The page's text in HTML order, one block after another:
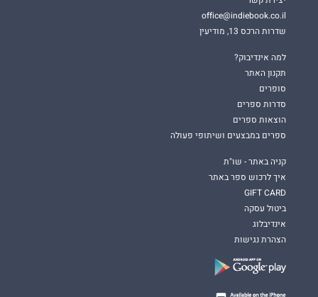
office@indiebook.co.il
שדרות הרכס 13, מודיעין
למה אינדיבוק?
תקנון האתר
סופרים
סדרות ספרים
הוצאות ספרים
ספרים במבצעים ושיתופי פעולה
קניה באתר - שו"ת
איך לרכוש ספר באתר
GIFT CARD
ביטול עסקה
אינדיבלוג
הצהרת נגישות